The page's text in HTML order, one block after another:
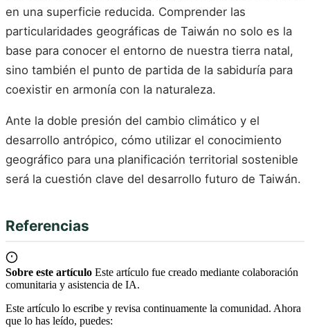
en una superficie reducida. Comprender las
particularidades geográficas de Taiwán no solo es la
base para conocer el entorno de nuestra tierra natal,
sino también el punto de partida de la sabiduría para
coexistir en armonía con la naturaleza.
Ante la doble presión del cambio climático y el
desarrollo antrópico, cómo utilizar el conocimiento
geográfico para una planificación territorial sostenible
será la cuestión clave del desarrollo futuro de Taiwán.
Referencias
Sobre este artículo Este artículo fue creado mediante colaboración
comunitaria y asistencia de IA.
Este artículo lo escribe y revisa continuamente la comunidad. Ahora
que lo has leído, puedes: